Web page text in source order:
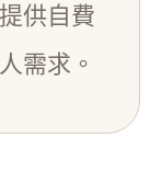
供自費
需求。